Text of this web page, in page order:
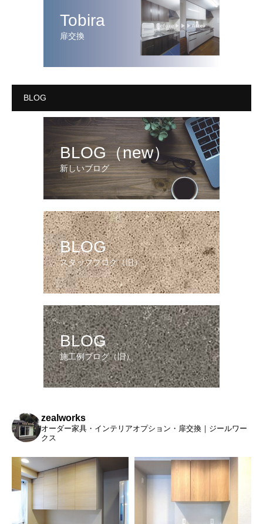
Tobira
扉交換
BLOG
BLOG（new）
新しいブログ
BLOG
スタッフブログ（旧）
BLOG
施工例ブログ（旧）
zealworks
オーダー家具・インテリアオプション・扉交換｜ジールワー
クス